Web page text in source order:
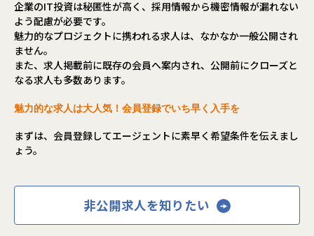
企業のIT投資は秘匿性が高く、採用情報から機密情報が漏れない
よう配慮が必要です。
魅力的なプロジェクトに携われる求人は、なかなか一般公開され
ません。
また、求人掲載前に既存の会員へ案内され、公開前にクローズと
なる求人も多数あります。
魅力的な求人は大人気！会員登録でいち早く入手を
まずは、会員登録してエージェントに素早く希望条件を伝えまし
ょう。
非公開求人を知りたい